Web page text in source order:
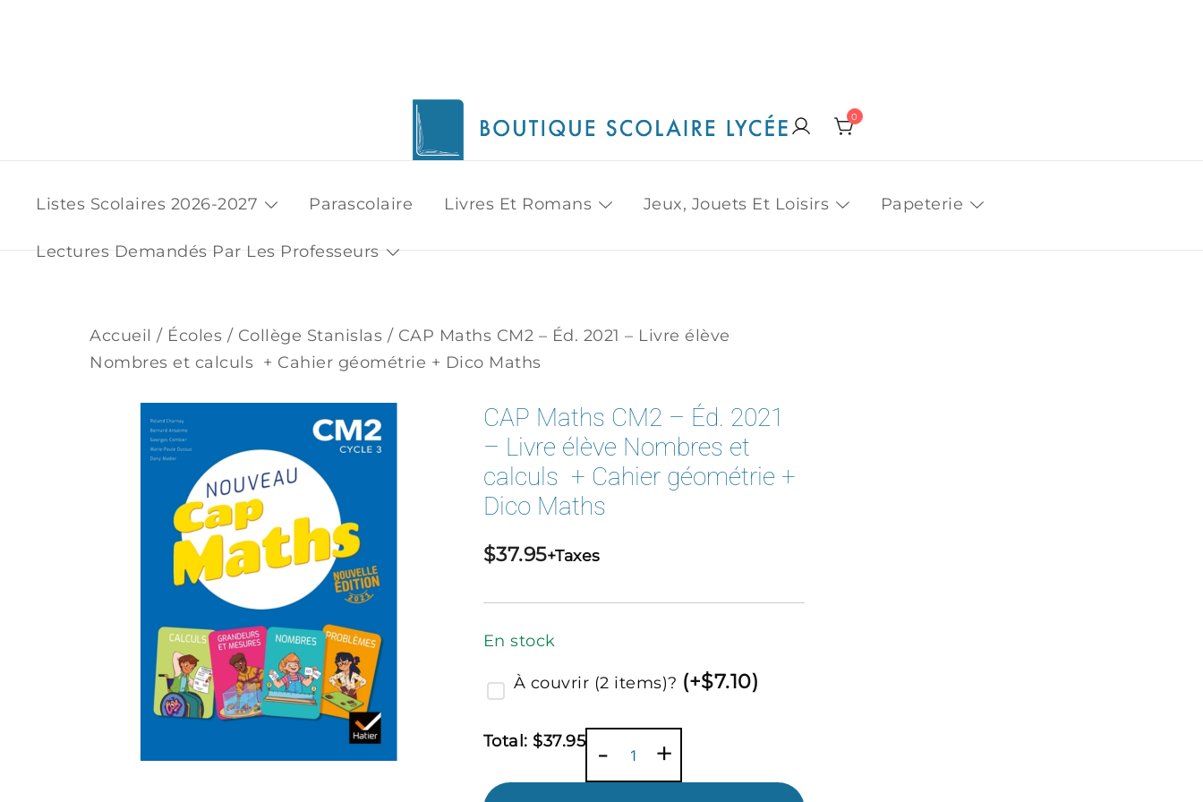
0
Listes Scolaires 2026-2027 Parascolaire Livres Et Romans Jeux, Jouets Et Loisirs Papeterie
Lectures Demandés Par Les Professeurs
Accueil / Écoles / Collège Stanislas / CAP Maths CM2 – Éd. 2021 – Livre élève
Nombres et calculs + Cahier géométrie + Dico Maths
CAP Maths CM2 – Éd. 2021
– Livre élève Nombres et
calculs + Cahier géométrie +
Dico Maths
$37.95+Taxes
En stock
À couvrir (2 items)? (+$7.10)
Total: $37.95 -
quantité
+